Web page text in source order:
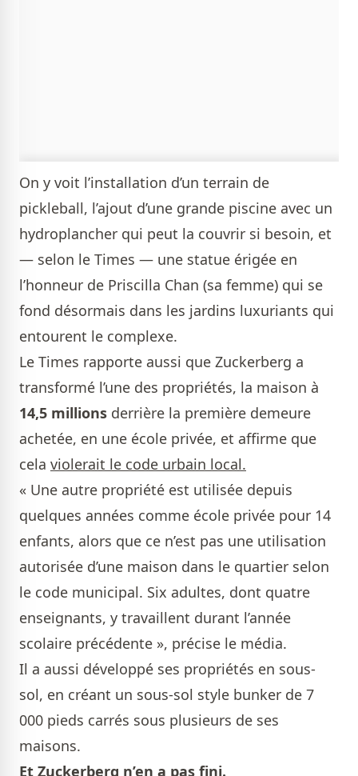
On y voit l’installation d’un terrain de
pickleball, l’ajout d’une grande piscine avec un
hydroplancher qui peut la couvrir si besoin, et
— selon le Times — une statue érigée en
l’honneur de Priscilla Chan (sa femme) qui se
fond désormais dans les jardins luxuriants qui
entourent le complexe.
Le Times rapporte aussi que Zuckerberg a
transformé l’une des propriétés, la maison à
14,5 millions derrière la première demeure
achetée, en une école privée, et affirme que
cela violerait le code urbain local.
« Une autre propriété est utilisée depuis
quelques années comme école privée pour 14
enfants, alors que ce n’est pas une utilisation
autorisée d’une maison dans le quartier selon
le code municipal. Six adultes, dont quatre
enseignants, y travaillent durant l’année
scolaire précédente », précise le média.
Il a aussi développé ses propriétés en sous-
sol, en créant un sous-sol style bunker de 7
000 pieds carrés sous plusieurs de ses
maisons.
Et Zuckerberg n’en a pas fini.